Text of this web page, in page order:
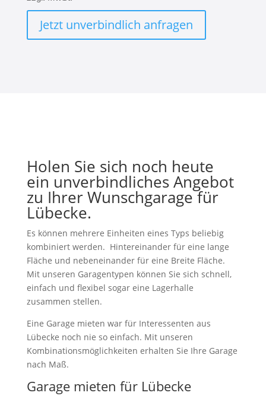
Jetzt unverbindlich anfragen
Holen Sie sich noch heute
ein unverbindliches Angebot
zu Ihrer Wunschgarage für
Lübecke.
Es können mehrere Einheiten eines Typs beliebig
kombiniert werden. Hintereinander für eine lange
Fläche und nebeneinander für eine Breite Fläche.
Mit unseren Garagentypen können Sie sich schnell,
einfach und flexibel sogar eine Lagerhalle
zusammen stellen.
Eine Garage mieten war für Interessenten aus
Lübecke noch nie so einfach. Mit unseren
Kombinationsmöglichkeiten erhalten Sie Ihre Garage
nach Maß.
Garage mieten für Lübecke